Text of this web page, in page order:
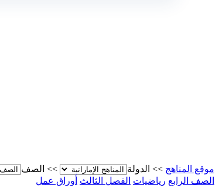
موقع المناهج >> الدولة >> الصف
الصف الرابع رياضيات الفصل الثالث أوراق عمل